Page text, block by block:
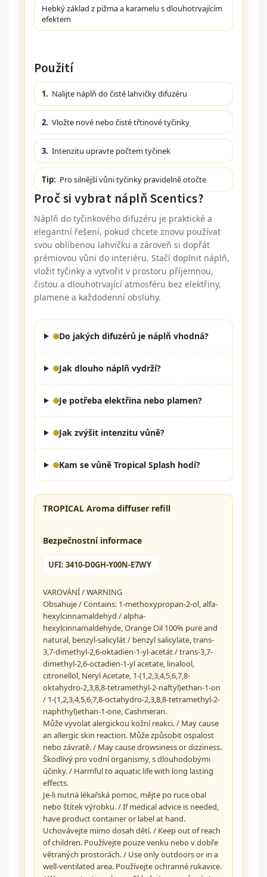
Hebký základ z pižma a karamelu s dlouhotrvajícím
efektem
Použití
1. Nalijte náplň do čisté lahvičky difuzéru
2. Vložte nové nebo čisté třtinové tyčinky
3. Intenzitu upravte počtem tyčinek
Tip: Pro silnější vůni tyčinky pravidelně otočte
Proč si vybrat náplň Scentics?
Náplň do tyčinkového difuzéru je praktické a
elegantní řešení, pokud chcete znovu používat
svou oblíbenou lahvičku a zároveň si dopřát
prémiovou vůni do interiéru. Stačí doplnit náplň,
vložit tyčinky a vytvořit v prostoru příjemnou,
čistou a dlouhotrvající atmosféru bez elektřiny,
plamene a každodenní obsluhy.
Do jakých difuzérů je náplň vhodná?
Jak dlouho náplň vydrží?
Je potřeba elektřina nebo plamen?
Jak zvýšit intenzitu vůně?
Kam se vůně Tropical Splash hodí?
TROPICAL Aroma diffuser refill
Bezpečnostní informace
UFI: 3410-D0GH-Y00N-E7WY
VAROVÁNÍ / WARNING
Obsahuje / Contains: 1-methoxypropan-2-ol, alfa-
hexylcinnamaldehyd / alpha-
hexylcinnamaldehyde, Orange Oil 100% pure and
natural, benzyl-salicylát / benzyl salicylate, trans-
3,7-dimethyl-2,6-oktadien-1-yl-acetát / trans-3,7-
dimethyl-2,6-octadien-1-yl acetate, linalool,
citronellol, Neryl Acetate, 1-(1,2,3,4,5,6,7,8-
oktahydro-2,3,8,8-tetramethyl-2-naftyl)ethan-1-on
/ 1-(1,2,3,4,5,6,7,8-octahydro-2,3,8,8-tetramethyl-2-
naphthyl)ethan-1-one, Cashmeran.
Může vyvolat alergickou kožní reakci. / May cause
an allergic skin reaction. Může způsobit ospalost
nebo závratě. / May cause drowsiness or dizziness.
Škodlivý pro vodní organismy, s dlouhodobými
účinky. / Harmful to aquatic life with long lasting
effects.
Je-li nutná lékařská pomoc, mějte po ruce obal
nebo štítek výrobku. / If medical advice is needed,
have product container or label at hand.
Uchovávejte mimo dosah dětí. / Keep out of reach
of children. Používejte pouze venku nebo v dobře
větraných prostorách. / Use only outdoors or in a
well-ventilated area. Používejte ochranné rukavice.